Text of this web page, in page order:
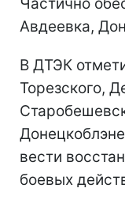
Авдеевка,
В ДТЭК
Торезского,
вести
боевых